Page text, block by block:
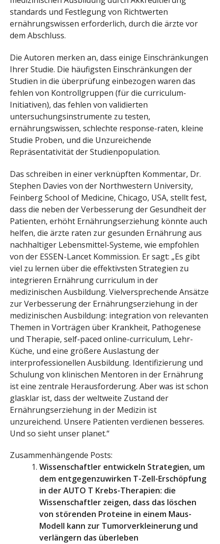
standards und Festlegung von Richtwerten
ernährungswissen erforderlich, durch die ärzte vor
dem Abschluss.
Die Autoren merken an, dass einige Einschränkungen
Ihrer Studie. Die häufigsten Einschränkungen der
Studien in die überprüfung einbezogen waren das
fehlen von Kontrollgruppen (für die curriculum-
Initiativen), das fehlen von validierten
untersuchungsinstrumente zu testen,
ernährungswissen, schlechte response-raten, kleine
Studie Proben, und die Unzureichende
Repräsentativität der Studienpopulation.
Das schreiben in einer verknüpften Kommentar, Dr.
Stephen Davies von der Northwestern University,
Feinberg School of Medicine, Chicago, USA, stellt fest,
dass die neben der Verbesserung der Gesundheit der
Patienten, erhöht Ernährungserziehung könnte auch
helfen, die ärzte raten zur gesunden Ernährung aus
nachhaltiger Lebensmittel-Systeme, wie empfohlen
von der ESSEN-Lancet Kommission. Er sagt: „Es gibt
viel zu lernen über die effektivsten Strategien zu
integrieren Ernährung curriculum in der
medizinischen Ausbildung. Vielversprechende Ansätze
zur Verbesserung der Ernährungserziehung in der
medizinischen Ausbildung: integration von relevanten
Themen in Vorträgen über Krankheit, Pathogenese
und Therapie, self-paced online-curriculum, Lehr-
Küche, und eine größere Auslastung der
interprofessionellen Ausbildung. Identifizierung und
Schulung von klinischen Mentoren in der Ernährung
ist eine zentrale Herausforderung. Aber was ist schon
glasklar ist, dass der weltweite Zustand der
Ernährungserziehung in der Medizin ist
unzureichend. Unsere Patienten verdienen besseres.
Und so sieht unser planet.“
Zusammenhängende Posts:
Wissenschaftler entwickeln Strategien, um
dem entgegenzuwirken T-Zell-Erschöpfung
in der AUTO T Krebs-Therapien: die
Wissenschaftler zeigen, dass das löschen
von störenden Proteine in einem Maus-
Modell kann zur Tumorverkleinerung und
verlängern das überleben